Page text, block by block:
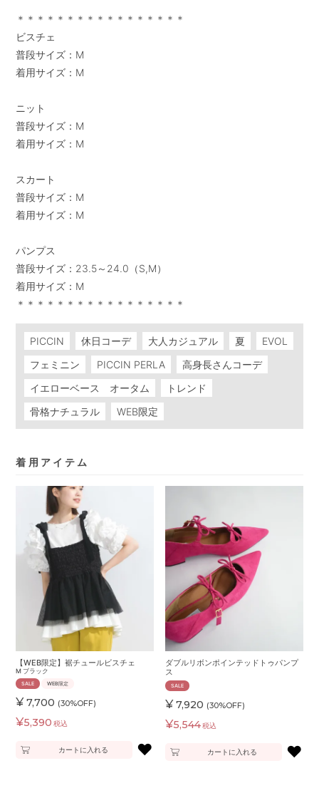
＊＊＊＊＊＊＊＊＊＊＊＊＊＊＊＊＊
ビスチェ
普段サイズ：M
着用サイズ：M
ニット
普段サイズ：M
着用サイズ：M
スカート
普段サイズ：M
着用サイズ：M
パンプス
普段サイズ：23.5～24.0（S,M）
着用サイズ：M
＊＊＊＊＊＊＊＊＊＊＊＊＊＊＊＊＊
PICCIN 休日コーデ 大人カジュアル 夏
EVOL
フェミニン
PICCIN PERLA
高身長さんコーデ
イエローベース オータム
トレンド
骨格ナチュラル
WEB限定
着用アイテム
【WEB限定】裾チュールビスチェ
M ブラック
SALE WEB限定
¥ 7,700 (30%OFF)
¥5,390 税込
カートに入れる ♥
ダブルリボンポインテッドトゥパンプ
ス
SALE
¥ 7,920 (30%OFF)
¥5,544税込
カートに入れる ♥